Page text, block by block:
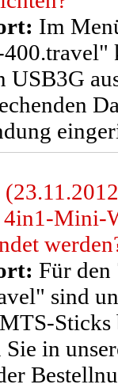
Im
USB3G
4in1-Mini-
Für
sind
Sticks
Sie in